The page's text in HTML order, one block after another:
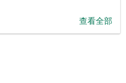
查看全部